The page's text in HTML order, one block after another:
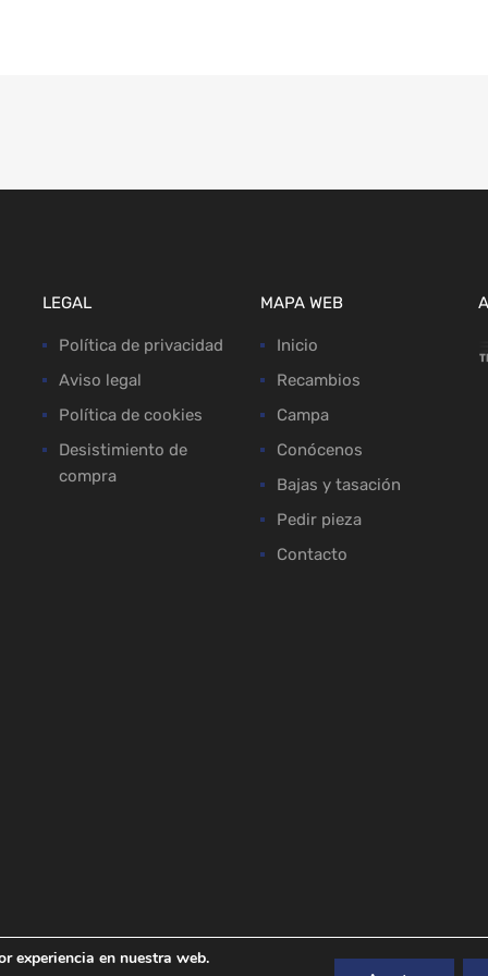
LEGAL
Política de privacidad
Aviso legal
Política de cookies
Desistimiento de
compra
MAPA WEB
Inicio
Recambios
Campa
Conócenos
Bajas y tasación
Pedir pieza
Contacto
experiencia en nuestra web.